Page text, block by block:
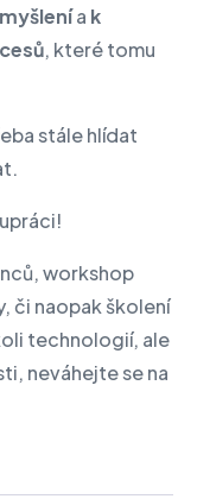
a k
, které tomu
stále hlídat
workshop
či naopak školení
technologií, ale
neváhejte se na